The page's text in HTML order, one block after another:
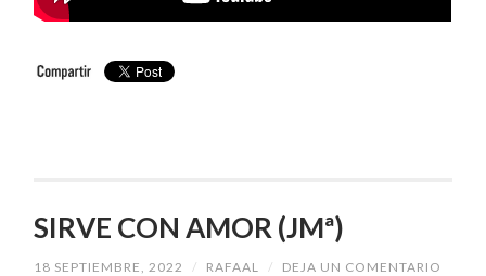
SIRVE CON AMOR (JMª)
18 SEPTIEMBRE, 2022 / RAFAAL / DEJA UN COMENTARIO